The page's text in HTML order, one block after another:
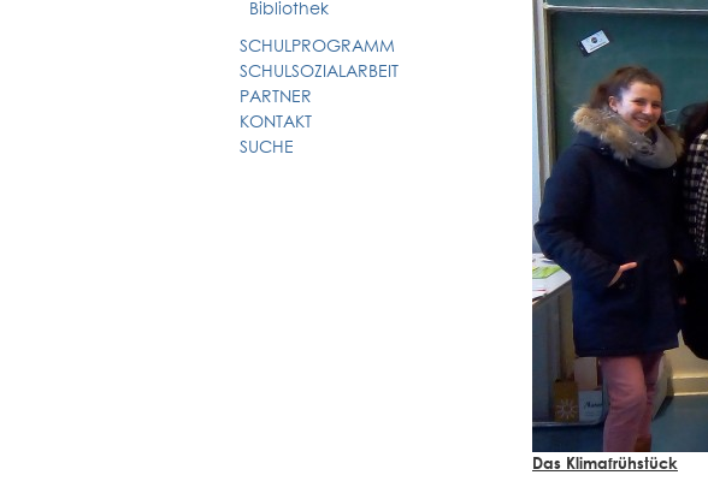
Bibliothek
SCHULPROGRAMM
SCHULSOZIALARBEIT
PARTNER
KONTAKT
SUCHE
Das Klimafrühstück